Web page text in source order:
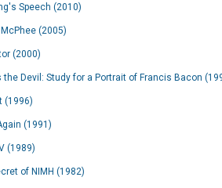
Speech (2010)
(2005)
(2000)
the Devil: Study for a Portrait of Francis Bacon
(1996)
(1991)
(1989)
of NIMH (1982)